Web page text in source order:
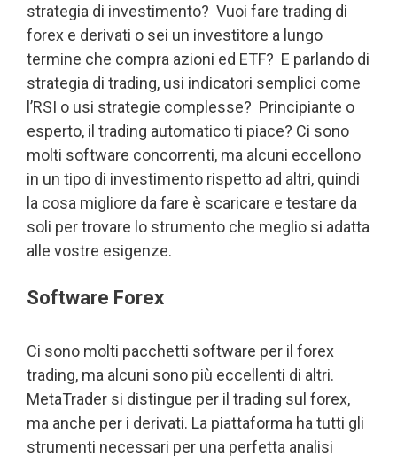
strategia di investimento? Vuoi fare trading di
forex e derivati o sei un investitore a lungo
termine che compra azioni ed ETF? E parlando di
strategia di trading, usi indicatori semplici come
l’RSI o usi strategie complesse? Principiante o
esperto, il trading automatico ti piace? Ci sono
molti software concorrenti, ma alcuni eccellono
in un tipo di investimento rispetto ad altri, quindi
la cosa migliore da fare è scaricare e testare da
soli per trovare lo strumento che meglio si adatta
alle vostre esigenze.
Software Forex
Ci sono molti pacchetti software per il forex
trading, ma alcuni sono più eccellenti di altri.
MetaTrader si distingue per il trading sul forex,
ma anche per i derivati. La piattaforma ha tutti gli
strumenti necessari per una perfetta analisi